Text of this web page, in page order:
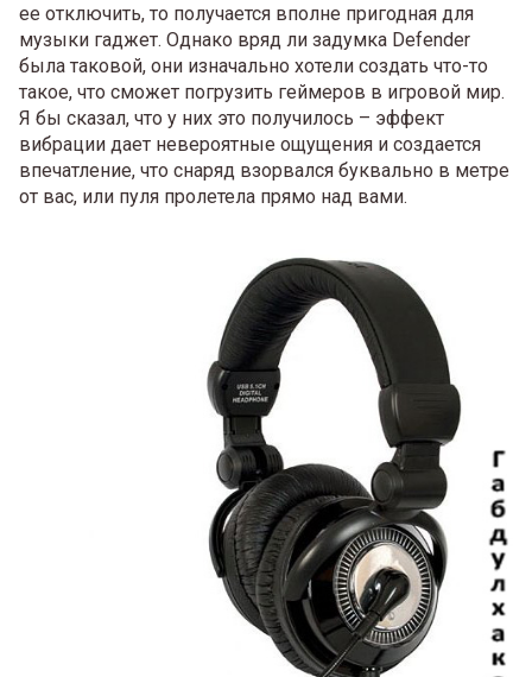
ее отключить, то получается вполне пригодная для
музыки гаджет. Однако вряд ли задумка Defender
была таковой, они изначально хотели создать что-то
такое, что сможет погрузить геймеров в игровой мир.
Я бы сказал, что у них это получилось – эффект
вибрации дает невероятные ощущения и создается
впечатление, что снаряд взорвался буквально в метре
от вас, или пуля пролетела прямо над вами.